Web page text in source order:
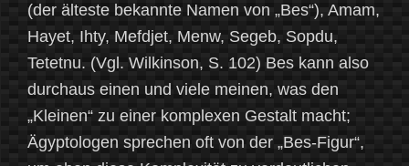
(der älteste bekannte Namen von „Bes“), Amam,
Hayet, Ihty, Mefdjet, Menw, Segeb, Sopdu,
Tetetnu. (Vgl. Wilkinson, S. 102) Bes kann also
durchaus einen und viele meinen, was den
„Kleinen“ zu einer komplexen Gestalt macht;
Ägyptologen sprechen oft von der „Bes-Figur“,